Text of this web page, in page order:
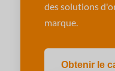
des solutions
marque.
Obtenir le